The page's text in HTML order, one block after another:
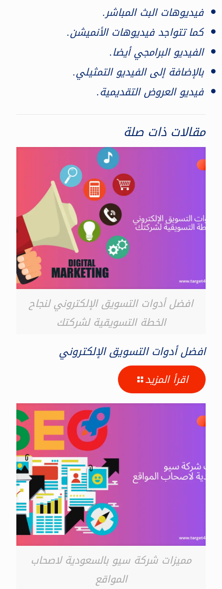
فيديوهات البث المباشر.
كما تتواجد فيديوهات الأنميشن.
الفيديو البرامجي أيضا.
بالإضافة إلى الفيديو التمثيلي.
فيديو العروض التقديمية.
مقالات ذات صلة
افضل أدوات التسويق الإلكتروني لنجاح
الخطة التسويقية لشركتك
افضل أدوات التسويق الإلكتروني
اقرأ المزيد
مميزات شركة سيو بالسعودية لاصحاب
المواقع